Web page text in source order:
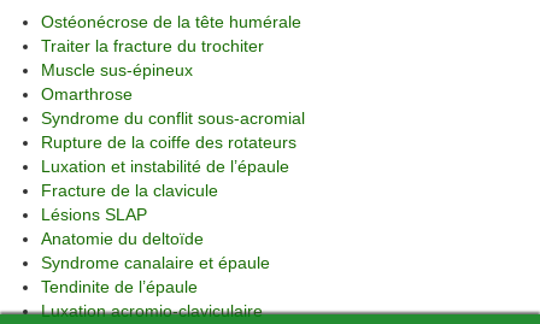
Ostéonécrose de la tête humérale
Traiter la fracture du trochiter
Muscle sus-épineux
Omarthrose
Syndrome du conflit sous-acromial
Rupture de la coiffe des rotateurs
Luxation et instabilité de l’épaule
Fracture de la clavicule
Lésions SLAP
Anatomie du deltoïde
Syndrome canalaire et épaule
Tendinite de l’épaule
Luxation acromio-claviculaire